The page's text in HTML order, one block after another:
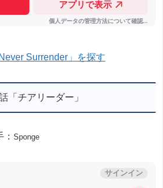
Surrender」を探す
「チアリーダー」
：Sponge